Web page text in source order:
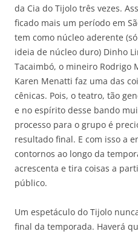
da Cia do Tijolo três vezes.
ficado mais um período em
tem como núcleo aderente
ideia de núcleo duro) Dinho
Tacaimbó, o mineiro Rodrigo
Karen Menatti faz uma das
cênicas. Pois, o teatro, tão
e no espírito desse bando
processo para o grupo é
resultado final. E com isso a
contornos ao longo da
acrescenta e tira coisas a
público.
Um espetáculo do Tijolo
final da temporada. Haverá